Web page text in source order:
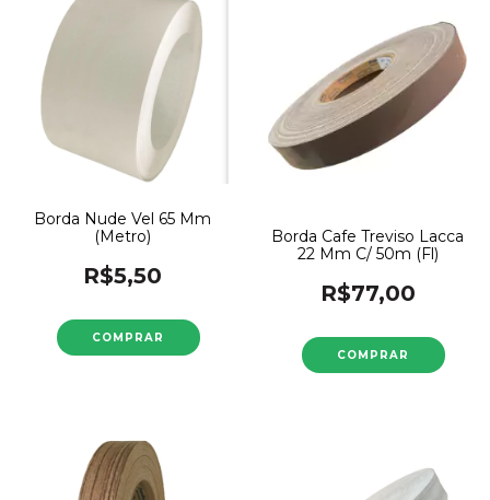
Borda Nude Vel 65 Mm
(Metro)
R$5,50
Borda Cafe Treviso Lacca
22 Mm C/ 50m (Fl)
R$77,00